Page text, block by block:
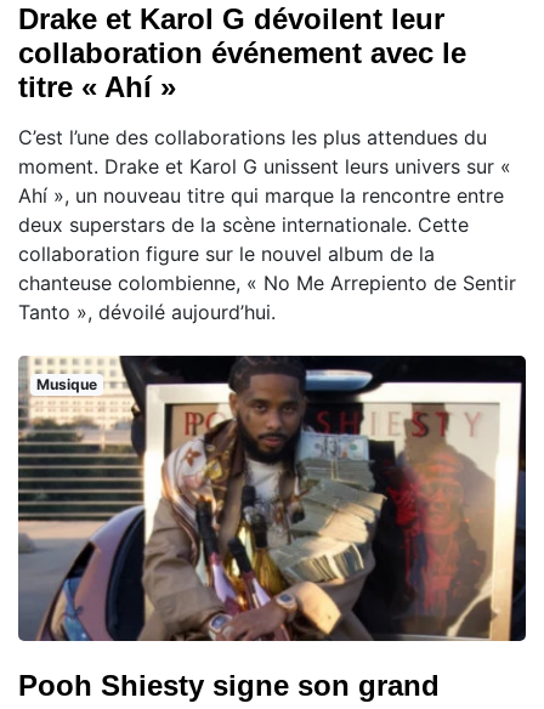
Drake et Karol G dévoilent leur
collaboration événement avec le
titre « Ahí »
C’est l’une des collaborations les plus attendues du
moment. Drake et Karol G unissent leurs univers sur «
Ahí », un nouveau titre qui marque la rencontre entre
deux superstars de la scène internationale. Cette
collaboration figure sur le nouvel album de la
chanteuse colombienne, « No Me Arrepiento de Sentir
Tanto », dévoilé aujourd’hui.
Musique
Pooh Shiesty signe son grand